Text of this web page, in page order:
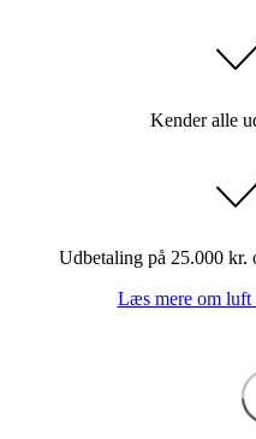
Kender alle
Udbetaling på 25.000 kr.
Læs mere om luft